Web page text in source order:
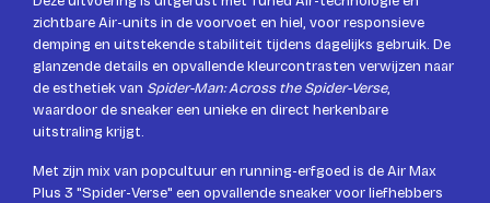
zichtbare Air-units in de voorvoet en hiel, voor responsieve
demping en uitstekende stabiliteit tijdens dagelijks gebruik. De
glanzende details en opvallende kleurcontrasten verwijzen naar
de esthetiek van Spider-Man: Across the Spider-Verse,
waardoor de sneaker een unieke en direct herkenbare
uitstraling krijgt.
Met zijn mix van popcultuur en running-erfgoed is de Air Max
Plus 3 "Spider-Verse" een opvallende sneaker voor liefhebbers